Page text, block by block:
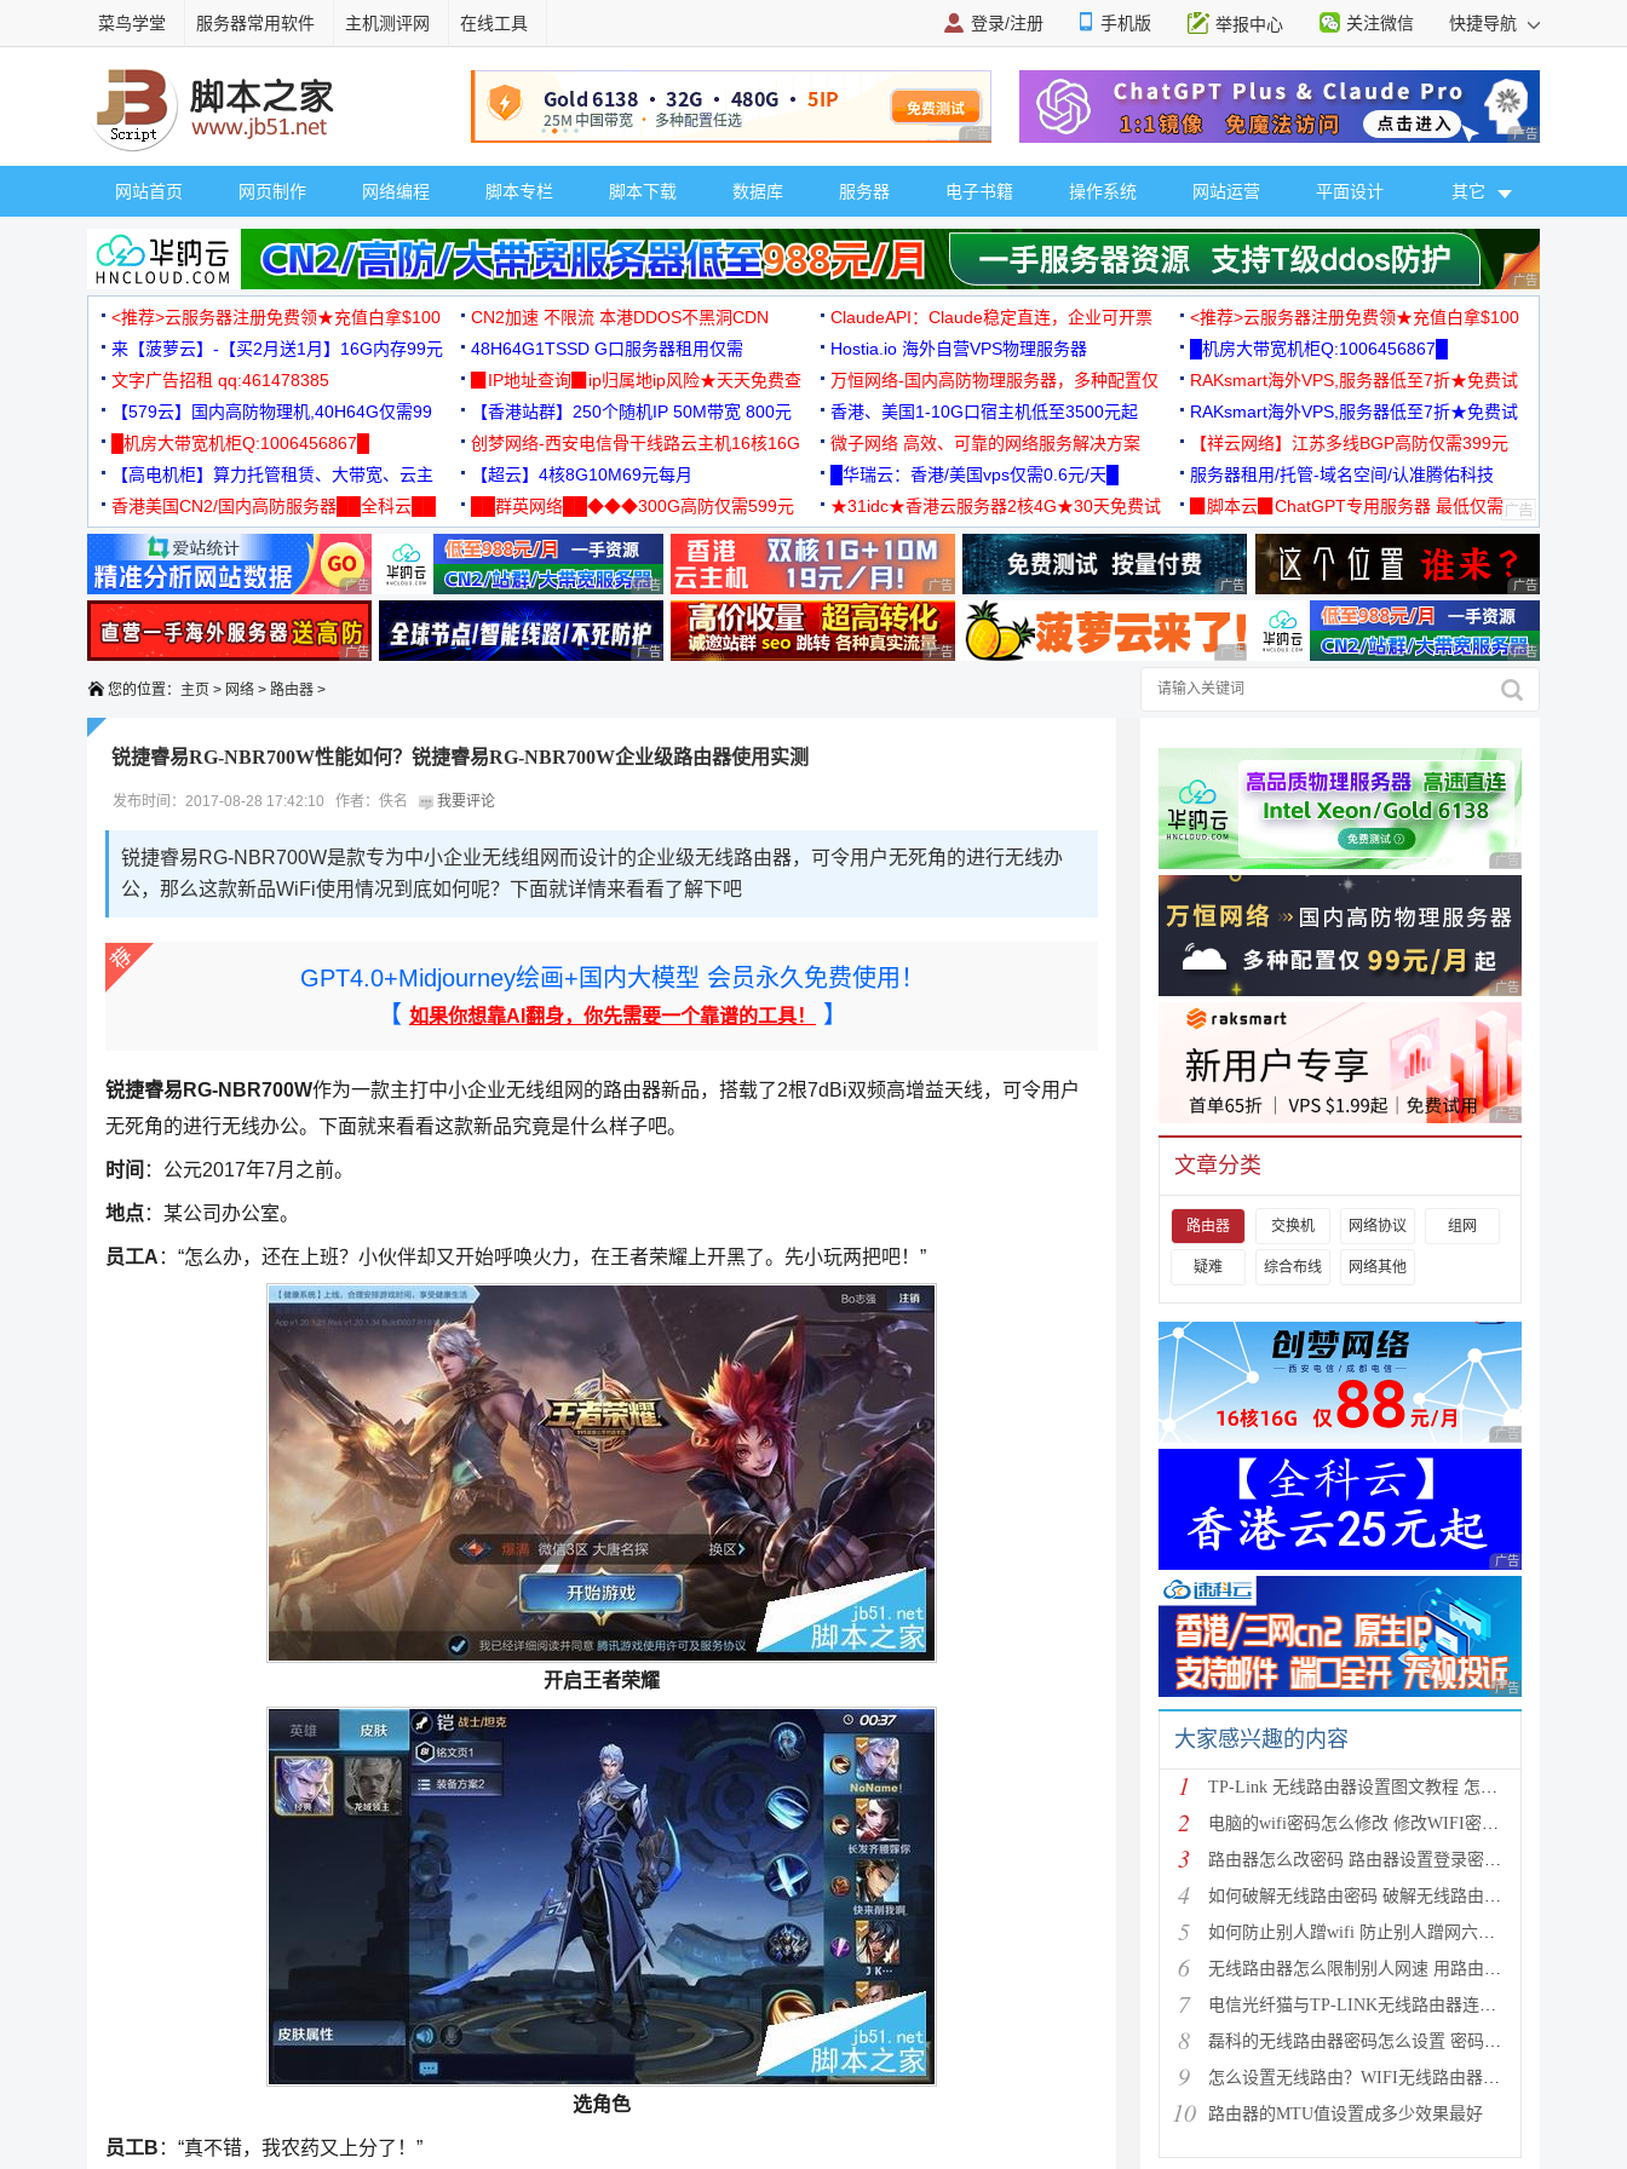
菜鸟学堂 服务器常用软件 主机测评网 在线工具 登录/注册 手机版 举报中心 关注微信 快捷导航
广告 商业广告，理性选择 广告 商业广告，理
网站首页 网页制作 网络编程 脚本专栏 脚本下载 数据库 服务器 电子书籍 操作系统 网站运营 平面设计 其它
广告 商业广告，理
<推荐>云服务器注册免费领★充值白拿$100 CN2加速 不限流 本港DDOS不黑洞CDN ClaudeAPI：Claude稳定直连，企业可开票
<推荐>云服务器注册免费领★充值白拿$100
来【菠萝云】-【买2月送1月】16G内存99元
48H64G1TSSD G口服务器租用仅需
3000+可免费测试
Hostia.io 海外自营VPS物理服务器
█机房大带宽机柜Q:1006456867█
文字广告招租 qq:461478385
▉IP地址查询▉ip归属地ip风险★天天免费查
万恒网络-国内高防物理服务器，多种配置仅
99元/月起
RAKsmart海外VPS,服务器低至7折★免费试
用★
【579云】国内高防物理机,40H64G仅需99
元
【香港站群】250个随机IP 50M带宽 800元 香港、美国1-10G口宿主机低至3500元起
RAKsmart海外VPS,服务器低至7折★免费试
用★
█机房大带宽机柜Q:1006456867█
创梦网络-西安电信骨干线路云主机16核16G
88元/月
微子网络 高效、可靠的网络服务解决方案
【祥云网络】江苏多线BGP高防仅需399元
【高电机柜】算力托管租赁、大带宽、云主
机
【超云】4核8G10M69元每月 █华瑞云：香港/美国vps仅需0.6元/天█
服务器租用/托管-域名空间/认准腾佑科技
香港美国CN2/国内高防服务器██全科云██
██群英网络██◆◆◆300G高防仅需599元
◆◆◆
★31idc★香港云服务器2核4G★30天免费试
用◆
▉脚本云▉ChatGPT专用服务器 最低仅需
19元/月
广告 商业广告，理性选择 广告 商业广告，理性选择 广告 商业广告，理性选择 广告 商业广告，理性选择 广告 商业广告，理
广告 商业广告，理性选择 广告 商业广告，理性选择 广告 商业广告，理性选择 广告 商业广告，理性选择 广告 商业广告，理
您的位置： 主页 > 网络 > 路由器 >
锐捷睿易RG-NBR700W性能如何？锐捷睿易RG-NBR700W企业级路由器使用实测
发布时间：2017-08-28 17:42:10 作者：佚名 我要评论
锐捷睿易RG-NBR700W是款专为中小企业无线组网而设计的企业级无线路由器，可令用户无死角的进行无线办
公，那么这款新品WiFi使用情况到底如何呢？下面就详情来看看了解下吧
GPT4.0+Midjourney绘画+国内大模型 会员永久免费使用！
【 如果你想靠AI翻身，你先需要一个靠谱的工具！ 】
锐捷睿易RG-NBR700W作为一款主打中小企业无线组网的路由器新品，搭载了2根7dBi双频高增益天线，可令用户
无死角的进行无线办公。下面就来看看这款新品究竟是什么样子吧。
时间 ：公元2017年7月之前。
地点：某公司办公室。
员工A ：“怎么办，还在上班？小伙伴却又开始呼唤火力，在王者荣耀上开黑了。先小玩两把吧！”
开启王者荣耀
选角色
员工B ：“真不错，我农药又上分了！”
广告 商业广告，理性
广告 商业广告，理性
广告 商业广告，理性
文章分类
路由器 交换机 网络协议 组网
疑难 综合布线 网络其他
广告 商业广告，理性
广告 商业广告，理性
广告 商业广告，理性
大家感兴趣的内容
1 TP-Link 无线路由器设置图文教程 怎么设置TP-Link无线
2 电脑的wifi密码怎么修改 修改WIFI密码的方法
3 路由器怎么改密码 路由器设置登录密码及修改无线密码
4 如何破解无线路由密码 破解无线路由密码蹭网的详细图
5 如何防止别人蹭wifi 防止别人蹭网六种方法介绍
6 无线路由器怎么限制别人网速 用路由器控制别人网速图
7 电信光纤猫与TP-LINK无线路由器连接设置向导图文详细
8 磊科的无线路由器密码怎么设置 密码设置方法图文介绍
9 怎么设置无线路由？WIFI无线路由器入门设置教程
10 路由器的MTU值设置成多少效果最好